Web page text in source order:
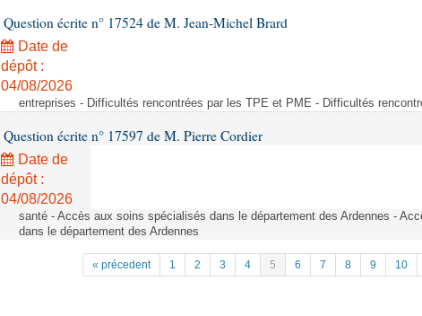
Question écrite n° 17524 de M. Jean-Michel Brard
Date de
dépôt :
04/08/2026
entreprises - Difficultés rencontrées par les TPE et PME - Difficultés
Question écrite n° 17597 de M. Pierre Cordier
Date de
dépôt :
04/08/2026
santé - Accès aux soins spécialisés dans le département des Ardennes -
dans le département des Ardennes
« précedent 1 2 3 4 5 6 7 8 9 10